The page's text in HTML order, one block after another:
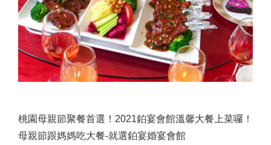
桃園母親節聚餐首選！2021鉑宴會館溫馨大餐上菜囉！
母親節跟媽媽吃大餐-就選鉑宴婚宴會館